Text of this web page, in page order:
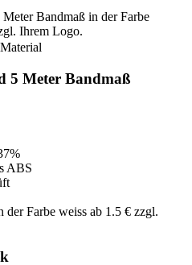
5 Meter Bandmaß
ABS